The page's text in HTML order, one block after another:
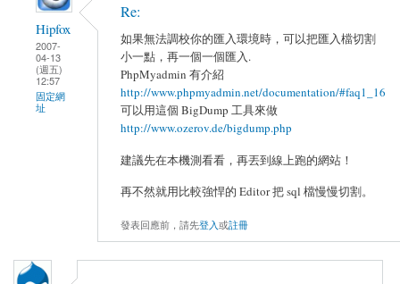
Hipfox
2007-
04-13
(週五)
12:57
固定網
址
Re:
如果無法調校你的匯入環境時，可以把匯入檔切割
小一點，再一個一個匯入.
PhpMyadmin 有介紹
http://www.phpmyadmin.net/documentation/#faq1_16
可以用這個 BigDump 工具來做
http://www.ozerov.de/bigdump.php
建議先在本機測看看，再丟到線上跑的網站！
再不然就用比較強悍的 Editor 把 sql 檔慢慢切割。
發表回應前，請先登入或註冊